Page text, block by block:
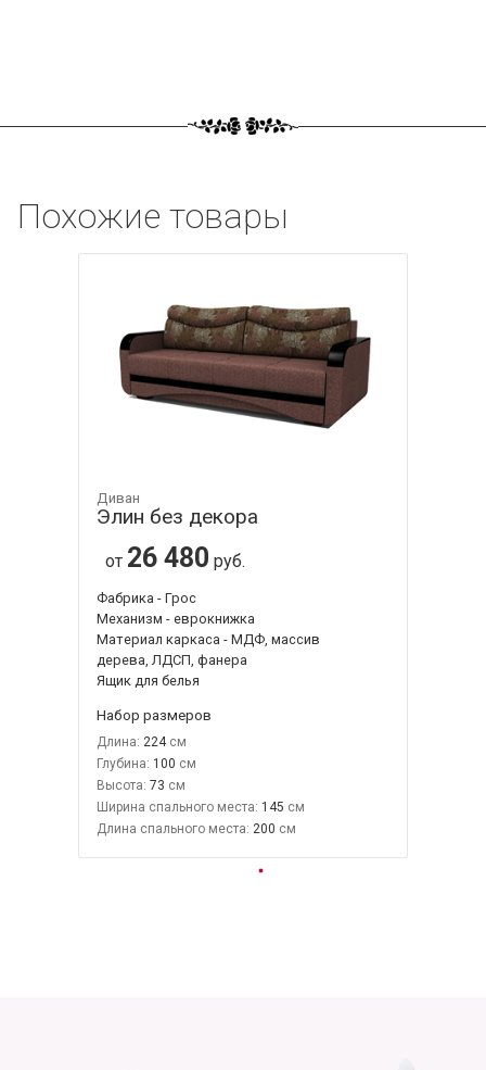
Похожие товары
Диван
Элин без декора
от 26 480 руб.
Фабрика - Грос
Механизм - еврокнижка
Материал каркаса - МДФ, массив
дерева, ЛДСП, фанера
Ящик для белья
Набор размеров
Длина: 224
Глубина: 100
Высота: 73
Ширина спального места: 145
Длина спального места: 200